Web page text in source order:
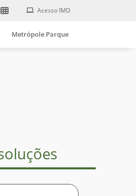
Acesso IMD
Metrópole Parque